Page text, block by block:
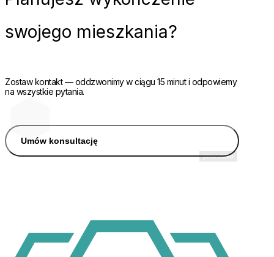
swojego mieszkania?
Zostaw kontakt — oddzwonimy w ciągu 15 minut i odpowiemy
na wszystkie pytania.
Umów konsultację